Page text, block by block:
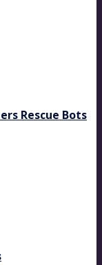
Rescue Bots